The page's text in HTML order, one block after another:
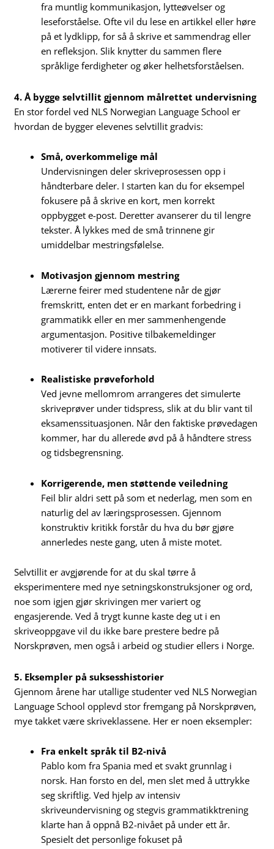
fra muntlig kommunikasjon, lytteøvelser og
leseforståelse. Ofte vil du lese en artikkel eller høre
på et lydklipp, for så å skrive et sammendrag eller
en refleksjon. Slik knytter du sammen flere
språklige ferdigheter og øker helhetsforståelsen.
4. Å bygge selvtillit gjennom målrettet undervisning
En stor fordel ved NLS Norwegian Language School er
hvordan de bygger elevenes selvtillit gradvis:
Små, overkommelige mål
Undervisningen deler skriveprosessen opp i
håndterbare deler. I starten kan du for eksempel
fokusere på å skrive en kort, men korrekt
oppbygget e-post. Deretter avanserer du til lengre
tekster. Å lykkes med de små trinnene gir
umiddelbar mestringsfølelse.
Motivasjon gjennom mestring
Lærerne feirer med studentene når de gjør
fremskritt, enten det er en markant forbedring i
grammatikk eller en mer sammenhengende
argumentasjon. Positive tilbakemeldinger
motiverer til videre innsats.
Realistiske prøveforhold
Ved jevne mellomrom arrangeres det simulerte
skriveprøver under tidspress, slik at du blir vant til
eksamenssituasjonen. Når den faktiske prøvedagen
kommer, har du allerede øvd på å håndtere stress
og tidsbegrensning.
Korrigerende, men støttende veiledning
Feil blir aldri sett på som et nederlag, men som en
naturlig del av læringsprosessen. Gjennom
konstruktiv kritikk forstår du hva du bør gjøre
annerledes neste gang, uten å miste motet.
Selvtillit er avgjørende for at du skal tørre å
eksperimentere med nye setningskonstruksjoner og ord,
noe som igjen gjør skrivingen mer variert og
engasjerende. Ved å trygt kunne kaste deg ut i en
skriveoppgave vil du ikke bare prestere bedre på
Norskprøven, men også i arbeid og studier ellers i Norge.
5. Eksempler på suksesshistorier
Gjennom årene har utallige studenter ved NLS Norwegian
Language School opplevd stor fremgang på Norskprøven,
mye takket være skriveklassene. Her er noen eksempler:
Fra enkelt språk til B2-nivå
Pablo kom fra Spania med et svakt grunnlag i
norsk. Han forsto en del, men slet med å uttrykke
seg skriftlig. Ved hjelp av intensiv
skriveundervisning og stegvis grammatikktrening
klarte han å oppnå B2-nivået på under ett år.
Spesielt det personlige fokuset på